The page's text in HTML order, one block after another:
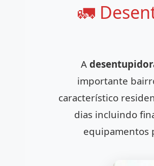
🚛
A
importante
característico
dias incluindo
equipamentos